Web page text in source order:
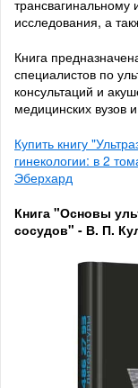
трансвагинальному
исследования, а
Книга
специалистов по
консультаций и
медицинских вузов
Купить книгу
гинекологии: в 2
Эберхард
Книга "Основы
сосудов" - В. П.